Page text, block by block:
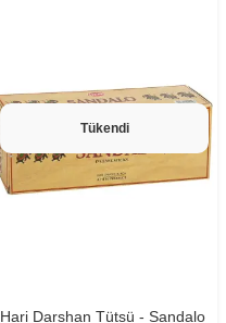
Tükendi
Hari Darshan Tütsü - Sandalo